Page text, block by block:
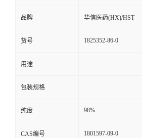
品牌 华信医药(HX)/HST
货号 1825352-86-0
用途
包装规格
纯度 98%
CAS编号 1801597-09-0